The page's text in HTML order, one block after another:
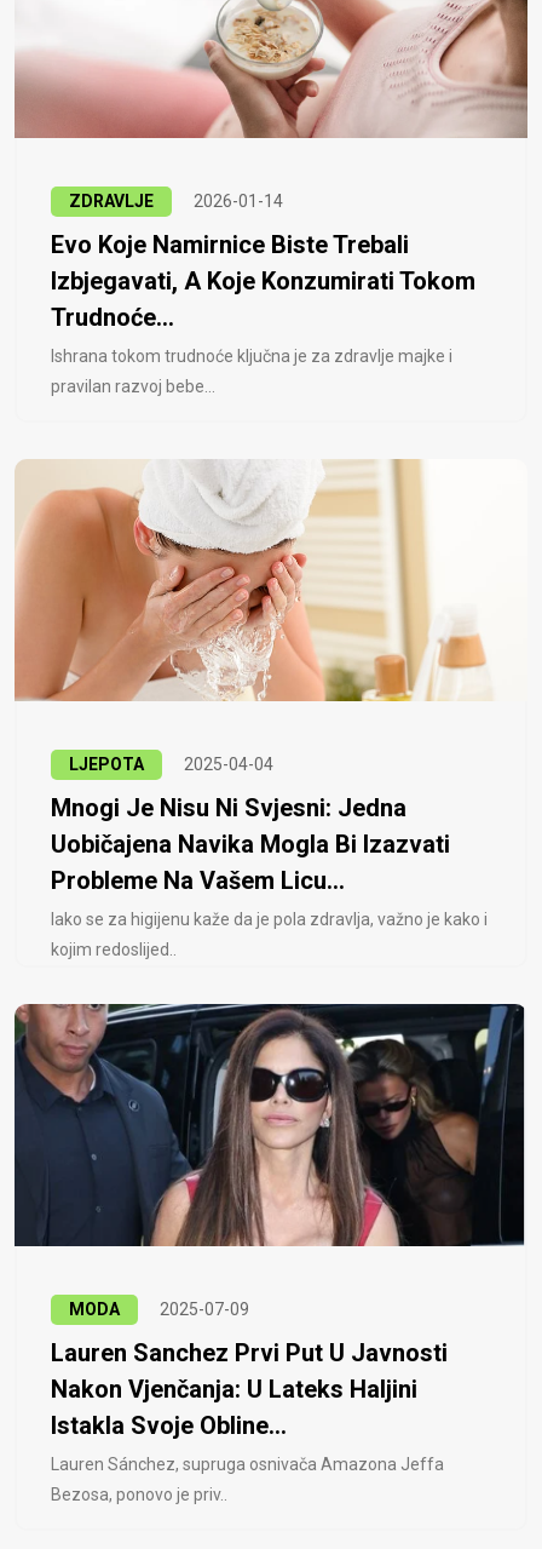
ZDRAVLJE 2026-01-14
Evo Koje Namirnice Biste Trebali
Izbjegavati, A Koje Konzumirati Tokom
Trudnoće...
Ishrana tokom trudnoće ključna je za zdravlje majke i
pravilan razvoj bebe...
LJEPOTA 2025-04-04
Mnogi Je Nisu Ni Svjesni: Jedna
Uobičajena Navika Mogla Bi Izazvati
Probleme Na Vašem Licu...
Iako se za higijenu kaže da je pola zdravlja, važno je kako i
kojim redoslijed..
MODA 2025-07-09
Lauren Sanchez Prvi Put U Javnosti
Nakon Vjenčanja: U Lateks Haljini
Istakla Svoje Obline...
Lauren Sánchez, supruga osnivača Amazona Jeffa
Bezosa, ponovo je priv..